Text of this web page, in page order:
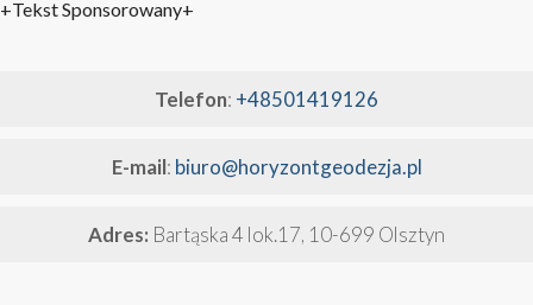
+Tekst Sponsorowany+
Telefon: +48501419126
E-mail: biuro@horyzontgeodezja.pl
Adres: Bartąska 4 lok.17, 10-699 Olsztyn